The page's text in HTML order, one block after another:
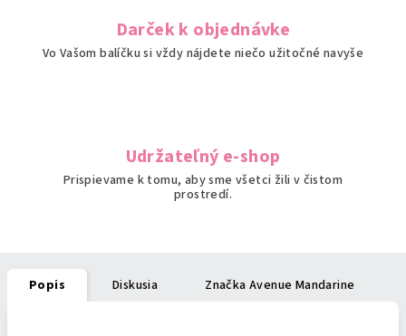
Darček k objednávke
Vo Vašom balíčku si vždy nájdete niečo užitočné navyše
Udržateľný e-shop
Prispievame k tomu, aby sme všetci žili v čistom
prostredí.
Popis Diskusia Značka Avenue Mandarine